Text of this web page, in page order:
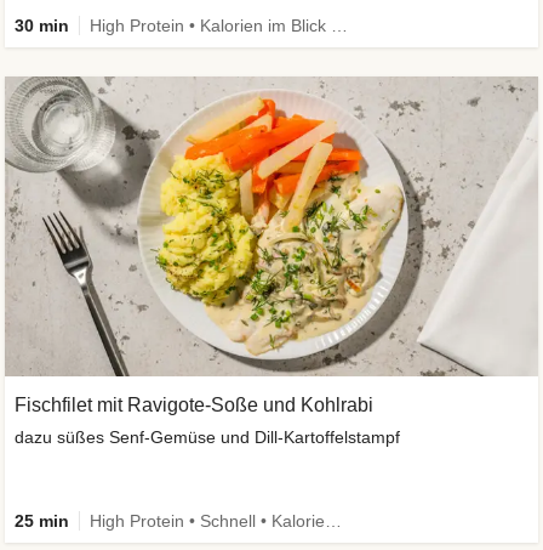
30 min
Fischfilet mit Ravigote-Soße und Kohlrabi
dazu süßes Senf-Gemüse und Dill-Kartoffelstampf
25 min